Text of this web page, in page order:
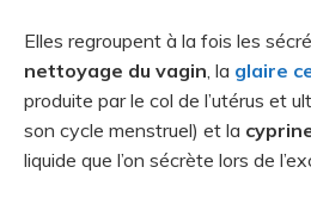
Elles regroupent à la fois les
nettoyage du vagin , la glaire
produite par le col de l’utérus et
son cycle menstruel) et la
liquide que l’on sécrète lors de